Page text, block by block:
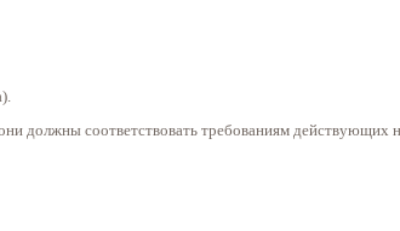
должны соответствовать требованиям